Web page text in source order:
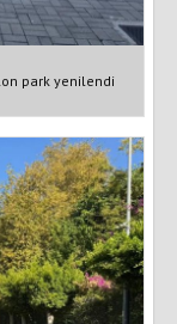
park yenilendi